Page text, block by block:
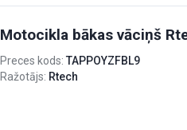
Motocikla bākas vāciņš
Preces kods: TAPPOYZFBL9
Ražotājs: Rtech